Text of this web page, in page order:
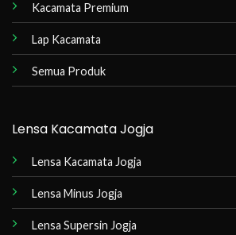
Kacamata Premium
Lap Kacamata
Semua Produk
Lensa Kacamata Jogja
Lensa Kacamata Jogja
Lensa Minus Jogja
Lensa Supersin Jogja